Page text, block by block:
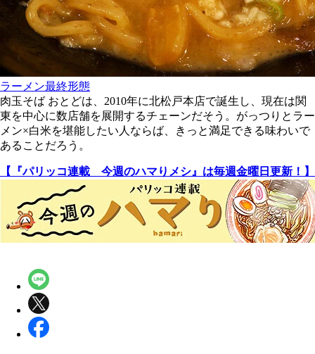
ラーメン最終形態
肉玉そば おとどは、2010年に北松戸本店で誕生し、現在は関
東を中心に数店舗を展開するチェーンだそう。がっつりとラー
メン×白米を堪能したい人ならば、きっと満足できる味わいで
あることだろう。
【『パリッコ連載 今週のハマりメシ』は毎週金曜日更新！】